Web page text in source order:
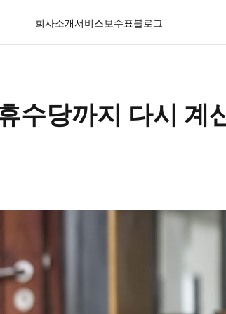
회사소개서비스보수표블로그
수당까지 다시 계